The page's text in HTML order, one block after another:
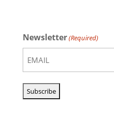
Newsletter(Required)